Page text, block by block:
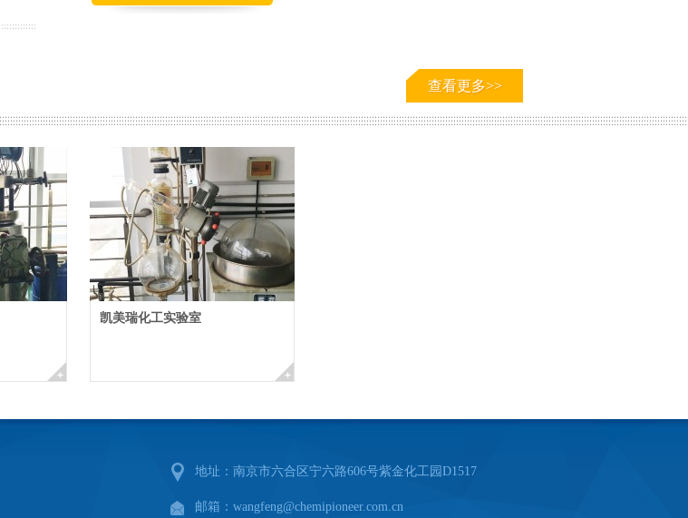
总之，二十一世纪是机遇与挑战并存的时代，我们已从过去走向未来；从
创业走向发展，未来是美好的，发展是必然的，我们将以更新的观念，发奋努
力，上规模、上项目，扩大市场份额，创造出更新、更好、更高的产品回馈社
会、服务人类！
我们热忱欢迎海内外客商的垂询与洽谈！
查看更多>>
凯美瑞化工实验室
地址：南京市六合区宁六路606号紫金化工园D1517
邮箱：wangfeng@chemipioneer.com.cn